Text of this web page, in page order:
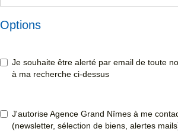
Options
Je souhaite être alerté par email de toute
à ma recherche ci-dessus
J'autorise Agence Grand Nîmes à me
(newsletter, sélection de biens, alertes